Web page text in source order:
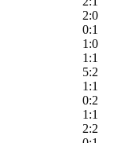
2:0
0:1
1:0
1:1
5:2
1:1
0:2
1:1
2:2